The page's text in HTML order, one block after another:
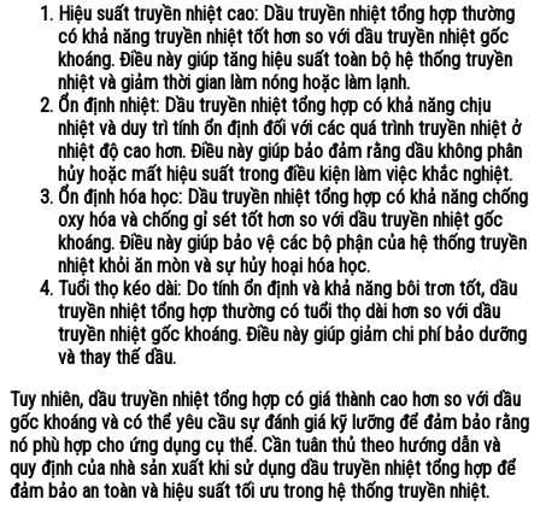
Hiệu suất truyền nhiệt cao: Dầu truyền nhiệt tổng hợp thường
có khả năng truyền nhiệt tốt hơn so với dầu truyền nhiệt gốc
khoáng. Điều này giúp tăng hiệu suất toàn bộ hệ thống truyền
nhiệt và giảm thời gian làm nóng hoặc làm lạnh.
Ổn định nhiệt: Dầu truyền nhiệt tổng hợp có khả năng chịu
nhiệt và duy trì tính ổn định đối với các quá trình truyền nhiệt ở
nhiệt độ cao hơn. Điều này giúp bảo đảm rằng dầu không phân
hủy hoặc mất hiệu suất trong điều kiện làm việc khắc nghiệt.
Ổn định hóa học: Dầu truyền nhiệt tổng hợp có khả năng chống
oxy hóa và chống gỉ sét tốt hơn so với dầu truyền nhiệt gốc
khoáng. Điều này giúp bảo vệ các bộ phận của hệ thống truyền
nhiệt khỏi ăn mòn và sự hủy hoại hóa học.
Tuổi thọ kéo dài: Do tính ổn định và khả năng bôi trơn tốt, dầu
truyền nhiệt tổng hợp thường có tuổi thọ dài hơn so với dầu
truyền nhiệt gốc khoáng. Điều này giúp giảm chi phí bảo dưỡng
và thay thế dầu.
Tuy nhiên, dầu truyền nhiệt tổng hợp có giá thành cao hơn so với dầu
gốc khoáng và có thể yêu cầu sự đánh giá kỹ lưỡng để đảm bảo rằng
nó phù hợp cho ứng dụng cụ thể. Cần tuân thủ theo hướng dẫn và
quy định của nhà sản xuất khi sử dụng dầu truyền nhiệt tổng hợp để
đảm bảo an toàn và hiệu suất tối ưu trong hệ thống truyền nhiệt.